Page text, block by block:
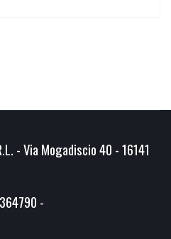
- Via Mogadiscio 40 - 16141
-